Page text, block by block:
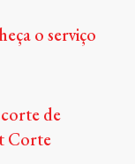
o serviço
de
Corte